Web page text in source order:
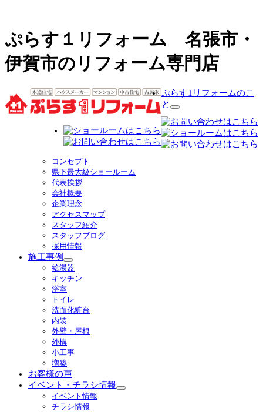
ぷらす１リフォーム 名張市・
伊賀市のリフォーム専門店
ぷらす1リフォームのこ
と
サ
ブ
メ
ニ
コンセプト
県下最大級ショールーム
代表挨拶
会社概要
企業理念
アクセスマップ
スタッフ紹介
スタッフブログ
採用情報
施工事例
サ
ブ
ニ
ュ
開
給湯器
キッチン
浴室
トイレ
洗面化粧台
内装
外壁・屋根
外構
小工事
増築
お客様の声
イベント・チラシ情報
サ
イベント情報
チラシ情報